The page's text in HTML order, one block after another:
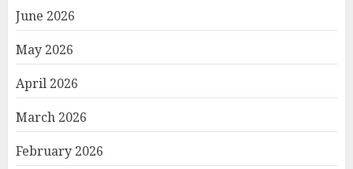
June 2026
May 2026
April 2026
March 2026
February 2026